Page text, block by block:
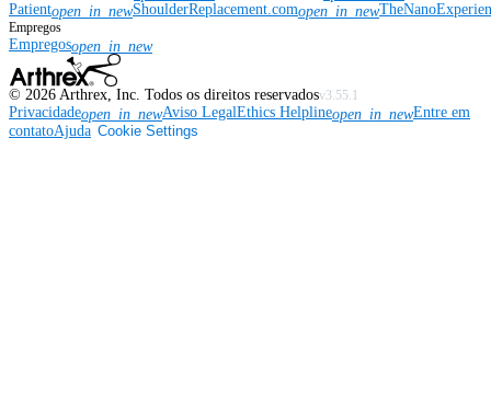
Patientopen_in_newShoulderReplacement.comopen_in_new
Empregos
Empregosopen_in_new
© 2026 Arthrex, Inc. Todos os direitos reservadosv3.55.1
Privacidadeopen_in_newAviso LegalEthics Helplineopen_in_newEntre em
contatoAjuda Cookie Settings